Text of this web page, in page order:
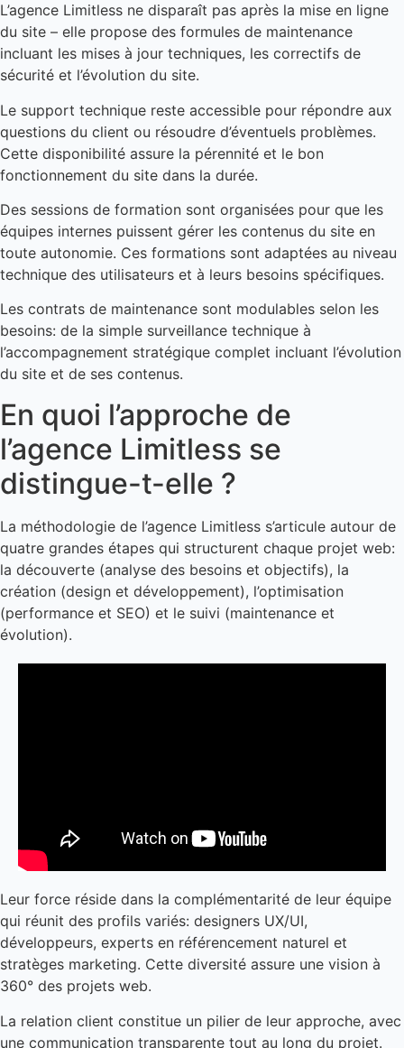
L’agence Limitless ne disparaît pas après la mise en ligne
du site – elle propose des formules de maintenance
incluant les mises à jour techniques, les correctifs de
sécurité et l’évolution du site.
Le support technique reste accessible pour répondre aux
questions du client ou résoudre d’éventuels problèmes.
Cette disponibilité assure la pérennité et le bon
fonctionnement du site dans la durée.
Des sessions de formation sont organisées pour que les
équipes internes puissent gérer les contenus du site en
toute autonomie. Ces formations sont adaptées au niveau
technique des utilisateurs et à leurs besoins spécifiques.
Les contrats de maintenance sont modulables selon les
besoins: de la simple surveillance technique à
l’accompagnement stratégique complet incluant l’évolution
du site et de ses contenus.
En quoi l’approche de
l’agence Limitless se
distingue-t-elle ?
La méthodologie de l’agence Limitless s’articule autour de
quatre grandes étapes qui structurent chaque projet web:
la découverte (analyse des besoins et objectifs), la
création (design et développement), l’optimisation
(performance et SEO) et le suivi (maintenance et
évolution).
Leur force réside dans la complémentarité de leur équipe
qui réunit des profils variés: designers UX/UI,
développeurs, experts en référencement naturel et
stratèges marketing. Cette diversité assure une vision à
360° des projets web.
La relation client constitue un pilier de leur approche, avec
une communication transparente tout au long du projet.